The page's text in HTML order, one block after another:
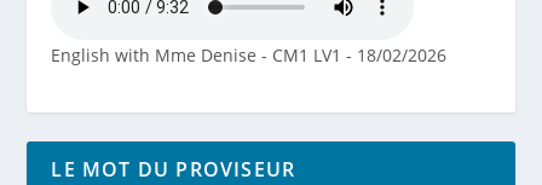
English with Mme Denise - CM1 LV1 - 18/02/2026
LE MOT DU PROVISEUR